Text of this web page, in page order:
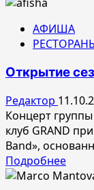
SELA
и
Банк
карту
в
АФИША
Открытие
Редактор
Концерт
клуб GRAND
Band»,
Подробнее